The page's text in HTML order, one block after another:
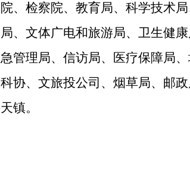
院、检察院、教育局、科学技术
局、文体广电和旅游局、卫生健
急管理局、信访局、医疗保障局、
科协、文旅投公司、烟草局、邮
天镇。